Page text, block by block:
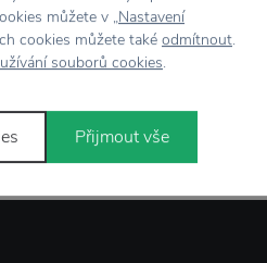
pozornost
můžete v „Nastavení
cookies můžete také odmítnout.
souborů cookies.
Přijmout vše